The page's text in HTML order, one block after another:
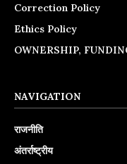
Correction Policy
Ethics Policy
OWNERSHIP,
NAVIGATION
राजनीति
अंतर्राष्ट्रीय